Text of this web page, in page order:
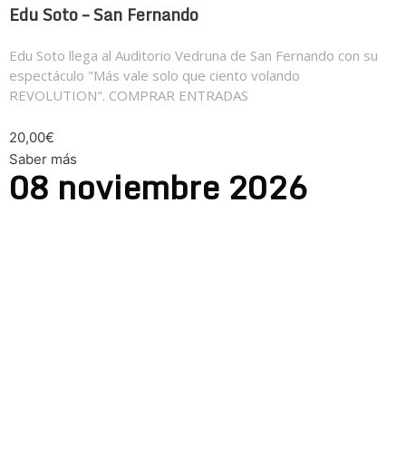
Edu Soto – San Fernando
Edu Soto llega al Auditorio Vedruna de San Fernando con su
espectáculo "Más vale solo que ciento volando
REVOLUTION". COMPRAR ENTRADAS
20,00€
Saber más
08 noviembre 2026